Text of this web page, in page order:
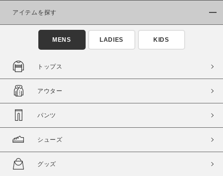
アイテムを探す
MENS LADIES KIDS
トップス
アウター
パンツ
シューズ
グッズ